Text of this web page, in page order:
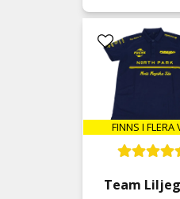
FINNS I FLERA
Team